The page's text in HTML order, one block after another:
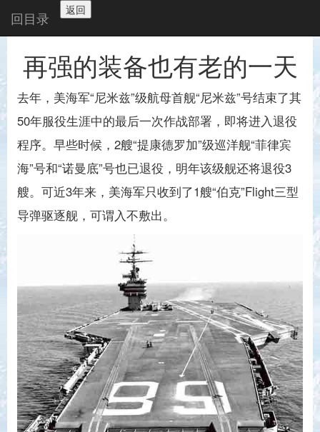
回目录 返回
再强的装备也有老的一天
去年，美海军“尼米兹”级航母首舰“尼米兹”号结束了其
50年服役生涯中的最后一次作战部署，即将进入退役
程序。早些时候，2艘“提康德罗加”级巡洋舰“菲律宾
海”号和“诺曼底”号也已退役，明年该级舰还将退役3
艘。可近3年来，美海军只收到了1艘“伯克”Flight三型
导弹驱逐舰，可谓入不敷出。